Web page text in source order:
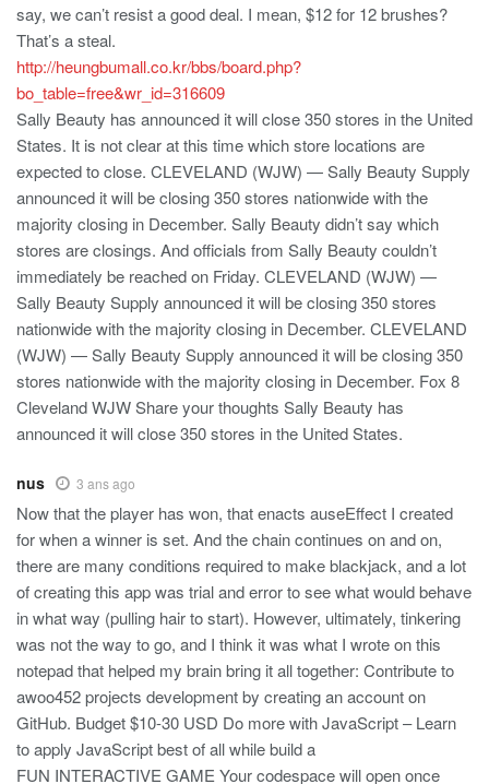
say, we can’t resist a good deal. I mean, $12 for 12 brushes?
That’s a steal.
http://heungbumall.co.kr/bbs/board.php?
bo_table=free&wr_id=316609
Sally Beauty has announced it will close 350 stores in the United
States. It is not clear at this time which store locations are
expected to close. CLEVELAND (WJW) — Sally Beauty Supply
announced it will be closing 350 stores nationwide with the
majority closing in December. Sally Beauty didn’t say which
stores are closings. And officials from Sally Beauty couldn’t
immediately be reached on Friday. CLEVELAND (WJW) —
Sally Beauty Supply announced it will be closing 350 stores
nationwide with the majority closing in December. CLEVELAND
(WJW) — Sally Beauty Supply announced it will be closing 350
stores nationwide with the majority closing in December. Fox 8
Cleveland WJW Share your thoughts Sally Beauty has
announced it will close 350 stores in the United States.
nus 3 ans ago
Now that the player has won, that enacts auseEffect I created
for when a winner is set. And the chain continues on and on,
there are many conditions required to make blackjack, and a lot
of creating this app was trial and error to see what would behave
in what way (pulling hair to start). However, ultimately, tinkering
was not the way to go, and I think it was what I wrote on this
notepad that helped my brain bring it all together: Contribute to
awoo452 projects development by creating an account on
GitHub. Budget $10-30 USD Do more with JavaScript – Learn
to apply JavaScript best of all while build a
FUN INTERACTIVE GAME Your codespace will open once